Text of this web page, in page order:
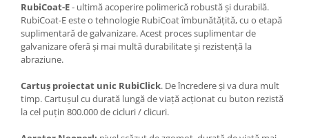
RubiCoat-E- ultimă acoperire polimerică robustă și durabilă.
RubiCoat-E este o tehnologie RubiCoat îmbunătățită, cu o etapă
suplimentară de galvanizare. Acest proces suplimentar de
galvanizare oferă și mai multă durabilitate și rezistență la
abraziune.
Cartuș proiectat unic RubiClick. De încredere și va dura mult
timp. Cartușul cu durată lungă de viață acționat cu buton rezistă
la cel puțin 800.000 de cicluri / clicuri.